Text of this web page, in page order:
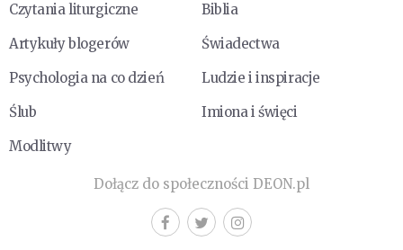
Czytania liturgiczne
Biblia
Artykuły blogerów
Świadectwa
Psychologia na co dzień
Ludzie i inspiracje
Ślub
Imiona i święci
Modlitwy
Dołącz do społeczności DEON.pl